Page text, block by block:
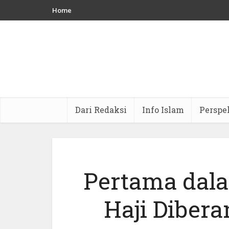
Home
Dari Redaksi Info Islam
Pertama
Haji